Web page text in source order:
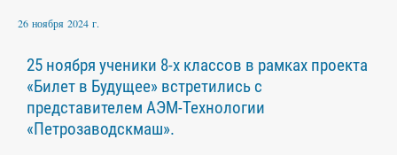
26 ноября 2024 г.
25 ноября ученики 8-х классов в рамках проекта
«Билет в Будущее» встретились с
представителем АЭМ-Технологии
«Петрозаводскмаш».